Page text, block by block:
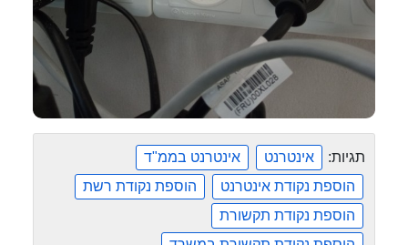
תגיות: אינטרנט
אינטרנט בממ"ד
הוספת נקודת אינטרנט
הוספת נקודת רשת
הוספת נקודת תקשורת